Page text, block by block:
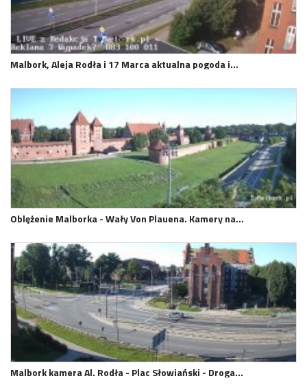
Malbork, Aleja Rodła i 17 Marca aktualna pogoda i…
Oblężenie Malborka - Wały Von Plauena. Kamery na…
Malbork kamera Al. Rodła - Plac Słowiański - Droga…